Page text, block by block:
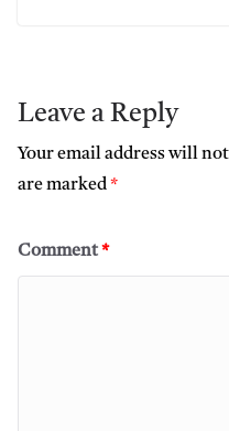
Leave a Reply
Your email address will
are marked*
Comment*